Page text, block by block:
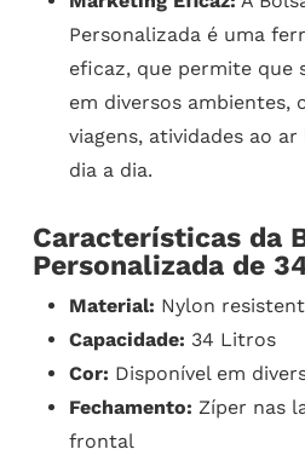
Personalizada é uma
eficaz, que permite que
em diversos ambientes,
viagens, atividades ao
dia a dia.
Características da
Personalizada de
Material: Nylon
Capacidade: 34 Litros
Cor: Disponível em
Fechamento: Zíper nas
frontal